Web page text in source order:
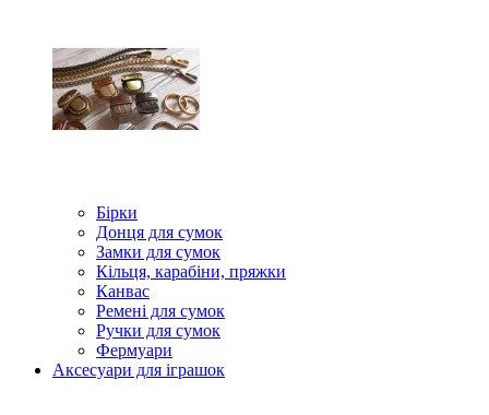
Бірки
Донця для сумок
Замки для сумок
Кільця, карабіни, пряжки
Канвас
Ремені для сумок
Ручки для сумок
Фермуари
Аксесуари для іграшок